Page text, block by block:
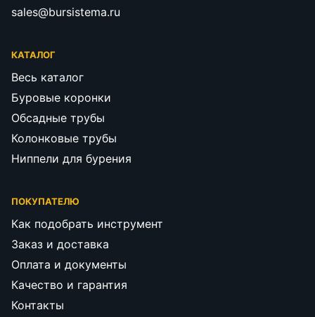
sales@bursistema.ru
КАТАЛОГ
Весь каталог
Буровые коронки
Обсадные трубы
Колонковые трубы
Ниппели для бурения
ПОКУПАТЕЛЮ
Как подобрать инструмент
Заказ и доставка
Оплата и документы
Качество и гарантия
Контакты